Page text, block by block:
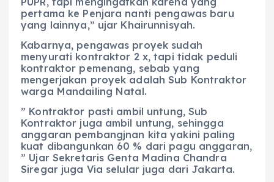
pertama ke Penjara nanti pengawas baru
yang lainnya,” ujar Khairunnisyah.
Kabarnya, pengawas proyek sudah
menyurati kontraktor 2 x, tapi tidak peduli
kontraktor pemenang, sebab yang
mengerjakan proyek adalah Sub Kontraktor
warga Mandailing Natal.
” Kontraktor pasti ambil untung, Sub
Kontraktor juga ambil untung, sehingga
anggaran pembangjnan kita yakini paling
kuat dibangunkan 60 % dari pagu anggaran,
” Ujar Sekretaris Genta Madina Chandra
Siregar juga Via selular juga dari Jakarta.